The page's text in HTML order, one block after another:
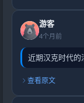
游客
4个月前
近期汉克时代的
查看原文